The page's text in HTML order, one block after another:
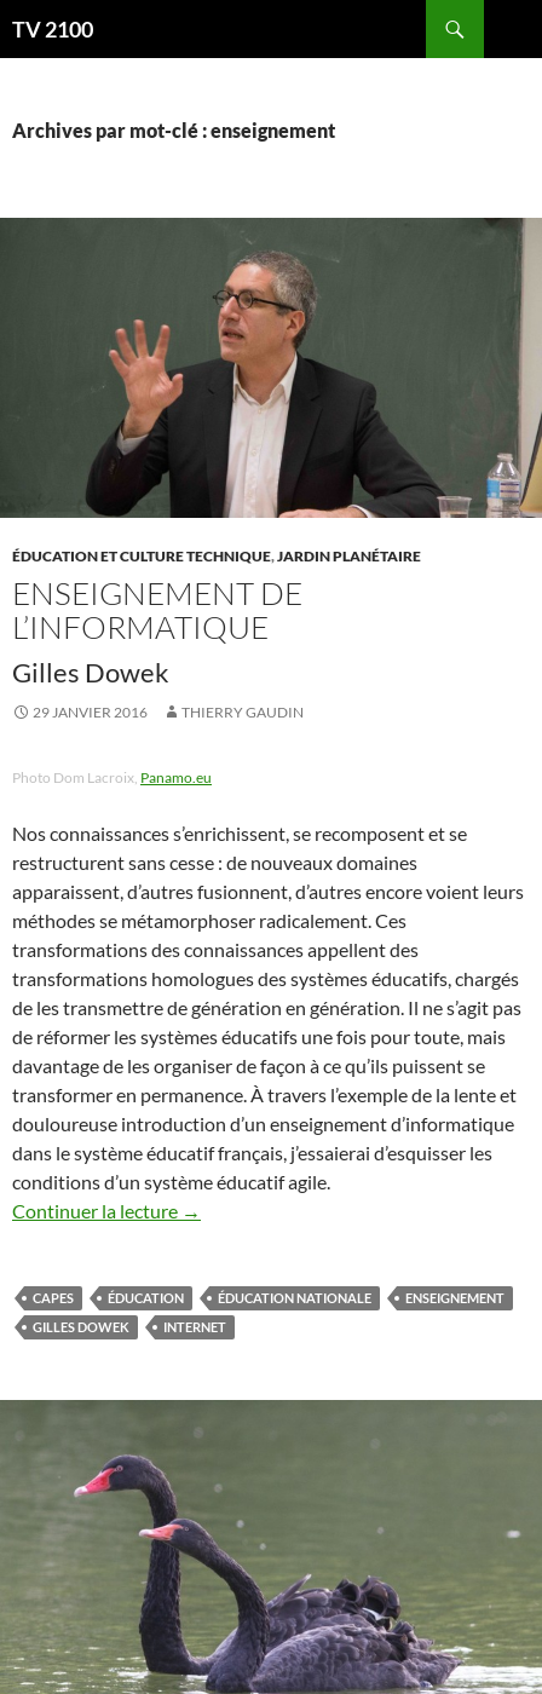
auTV 2100
Archives par mot-clé : enseignement
ÉDUCATION ET CULTURE TECHNIQUE,JARDIN PLANÉTAIRE
ENSEIGNEMENT DE
L’INFORMATIQUE
Gilles Dowek
29 JANVIER 2016 THIERRY GAUDIN
Photo Dom Lacroix, Panamo.eu
Nos connaissances s’enrichissent, se recomposent et se
restructurent sans cesse : de nouveaux domaines
apparaissent, d’autres fusionnent, d’autres encore voient leurs
méthodes se métamorphoser radicalement. Ces
transformations des connaissances appellent des
transformations homologues des systèmes éducatifs, chargés
de les transmettre de génération en génération. Il ne s’agit pas
de réformer les systèmes éducatifs une fois pour toute, mais
davantage de les organiser de façon à ce qu’ils puissent se
transformer en permanence. À travers l’exemple de la lente et
douloureuse introduction d’un enseignement d’informatique
dans le système éducatif français, j’essaierai d’esquisser les
conditions d’un système éducatif agile.
Continuer la lecture →
CAPES ÉDUCATION ÉDUCATION NATIONALE
ENSEIGNEMENT
GILLES DOWEK
INTERNET